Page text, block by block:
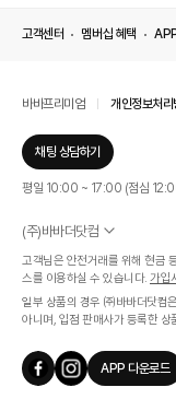
고객센터 멤버십 혜택
바바프리미엄 개인정보처리
채팅 상담하기
평일 10:00 ~ 17:00 (점심
(주)바바더닷컴
서울특별시 서초구 신반포로
사업자 등록번호 569-86-
통신판매업신고번호 제 2019 -
개인정보관리책임자 : 김효영
인증범위
온라인 쇼핑
유효기간
고객님은 안전거래를 위해 현금
스를 이용하실 수 있습니다. 가입
일부 상품의 경우 ㈜바바더닷컴
아니며, 입점 판매사가 등록한
APP 다운로드